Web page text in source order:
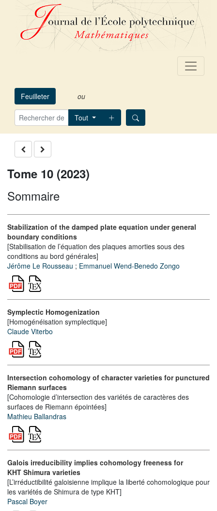
Feuilleter ou
Tout
Tome 10 (2023)
Sommaire
Stabilization of the damped plate equation under general
boundary conditions
[Stabilisation de l’équation des plaques amorties sous des
conditions au bord générales]
Jérôme Le Rousseau ; Emmanuel Wend-Benedo Zongo
Symplectic Homogenization
[Homogénéisation symplectique]
Claude Viterbo
Intersection cohomology of character varieties for punctured
Riemann surfaces
[Cohomologie d’intersection des variétés de caractères des
surfaces de Riemann épointées]
Mathieu Ballandras
Galois irreducibility implies cohomology freeness for
KHT Shimura varieties
[L’irréductibilité galoisienne implique la liberté cohomologique pour
les variétés de Shimura de type KHT]
Pascal Boyer